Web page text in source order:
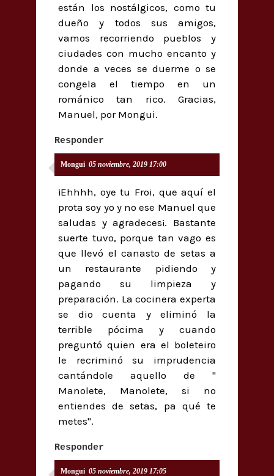
están los nostálgicos, como tu
dueño y todos sus amigos,
vamos recorriendo pueblos y
ciudades con mucho encanto y
donde a veces se duerme o se
congela el tiempo en un
románico tan rico. Gracias,
Manuel, por Mongui.
Responder
Mongui 05 noviembre, 2019 17:00
¡Ehhhh, oye tu Froi, que aquí el
prota soy yo y no ese Manuel que
saludas y agradeces¡. Bastante
suerte tuvo, porque tan vago es
que llevó el canasto de setas a
un restaurante pidiendo y
pagando su limpieza y
preparación. La cocinera experta
se dio cuenta y eliminó la
terrible pócima y cuando
preguntó quien era el boleteiro
le recriminó su imprudencia
cantándole aquello de "
Manolete, Manolete, si no
entiendes de setas, pa qué te
metes".
Responder
Mongui 05 noviembre, 2019 17:05